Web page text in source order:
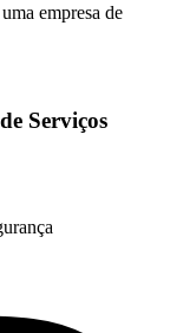
empresa de
Serviços